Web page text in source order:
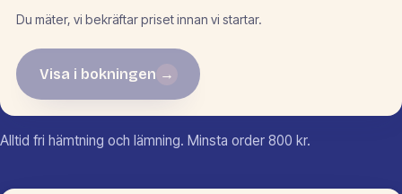
Du mäter, vi bekräftar priset innan vi startar.
Visa i bokningen →
Alltid fri hämtning och lämning. Minsta order 800 kr.